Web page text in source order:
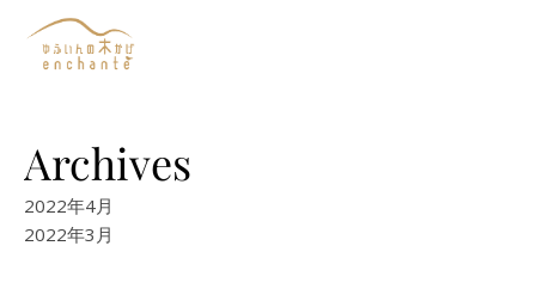
Archives
2022年4月
2022年3月